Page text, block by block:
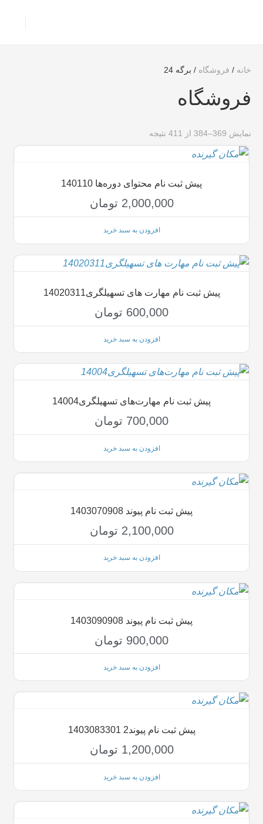
خانه / فروشگاه / برگه 24
فروشگاه
نمایش 369–384 از 411 نتیجه
پیش ثبت نام محتوای دوره‌ها 140110
2,000,000 تومان
افزودن به سبد خرید
پیش ثبت نام مهارت های تسهیلگری14020311
600,000 تومان
افزودن به سبد خرید
پیش ثبت نام مهارت‌های تسهیلگری14004
700,000 تومان
افزودن به سبد خرید
پیش ثبت نام پیوند 1403070908
2,100,000 تومان
افزودن به سبد خرید
پیش ثبت نام پیوند 1403090908
900,000 تومان
افزودن به سبد خرید
پیش ثبت نام پیوند2 1403083301
1,200,000 تومان
افزودن به سبد خرید